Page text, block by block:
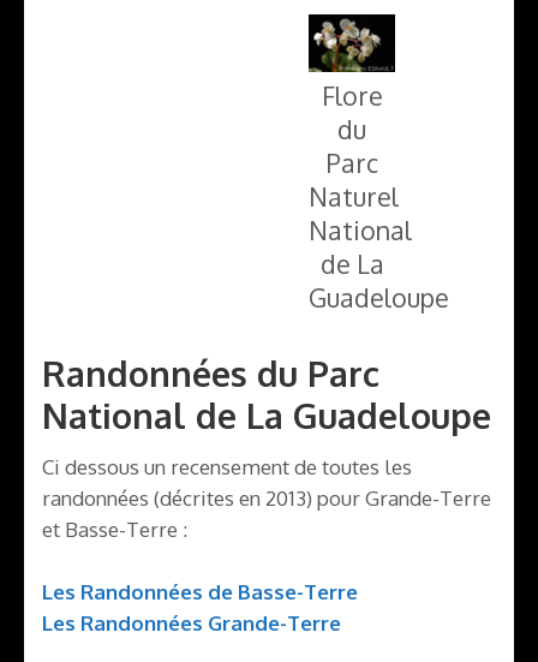
Flore
du
Parc
Naturel
National
de La
Guadeloupe
Randonnées du Parc
National de La Guadeloupe
Ci dessous un recensement de toutes les
randonnées (décrites en 2013) pour Grande-Terre
et Basse-Terre :
Les Randonnées de Basse-Terre
Les Randonnées Grande-Terre